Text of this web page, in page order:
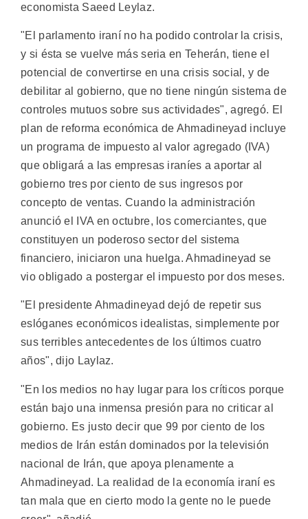
economista Saeed Leylaz.
"El parlamento iraní no ha podido controlar la crisis,
y si ésta se vuelve más seria en Teherán, tiene el
potencial de convertirse en una crisis social, y de
debilitar al gobierno, que no tiene ningún sistema de
controles mutuos sobre sus actividades", agregó. El
plan de reforma económica de Ahmadineyad incluye
un programa de impuesto al valor agregado (IVA)
que obligará a las empresas iraníes a aportar al
gobierno tres por ciento de sus ingresos por
concepto de ventas. Cuando la administración
anunció el IVA en octubre, los comerciantes, que
constituyen un poderoso sector del sistema
financiero, iniciaron una huelga. Ahmadineyad se
vio obligado a postergar el impuesto por dos meses.
"El presidente Ahmadineyad dejó de repetir sus
eslóganes económicos idealistas, simplemente por
sus terribles antecedentes de los últimos cuatro
años", dijo Laylaz.
"En los medios no hay lugar para los críticos porque
están bajo una inmensa presión para no criticar al
gobierno. Es justo decir que 99 por ciento de los
medios de Irán están dominados por la televisión
nacional de Irán, que apoya plenamente a
Ahmadineyad. La realidad de la economía iraní es
tan mala que en cierto modo la gente no le puede